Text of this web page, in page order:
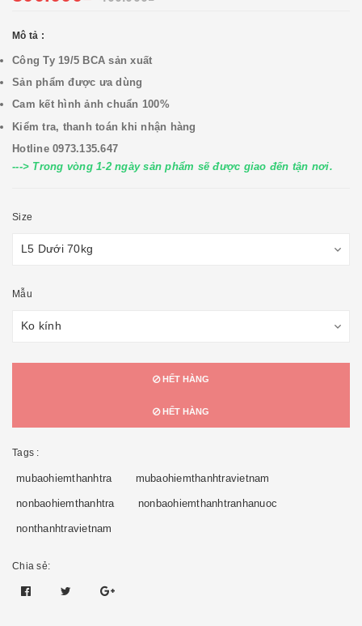
Mô tả :
Công Ty 19/5 BCA sản xuất
Sản phẩm được ưa dùng
Cam kết hình ảnh chuẩn 100%
Kiểm tra, thanh toán khi nhận hàng
Hotline 0973.135.647
---> Trong vòng 1-2 ngày sản phẩm sẽ được giao đến tận nơi.
Size
Mẫu
HẾT HÀNG
HẾT HÀNG
Tags :
mubaohiemthanhtra mubaohiemthanhtravietnam
nonbaohiemthanhtra nonbaohiemthanhtranhanuoc
nonthanhtravietnam
Chia sẻ: